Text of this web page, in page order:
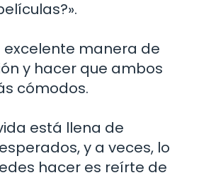
excelente manera de
y hacer que ambos
cómodos.
está llena de
y a veces, lo
hacer es reírte de